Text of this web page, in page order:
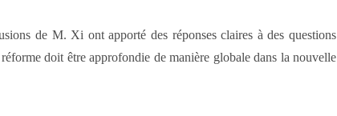
de M. Xi ont apporté des réponses claires à des questions
doit être approfondie de manière globale dans la nouvelle